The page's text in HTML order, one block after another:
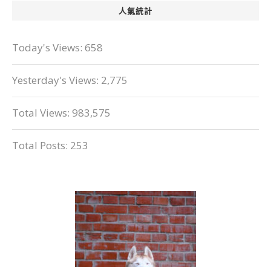
人氣統計
Today's Views: 658
Yesterday's Views: 2,775
Total Views: 983,575
Total Posts: 253